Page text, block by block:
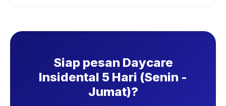
Siap pesan Daycare
Insidental 5 Hari (Senin -
Jumat)?